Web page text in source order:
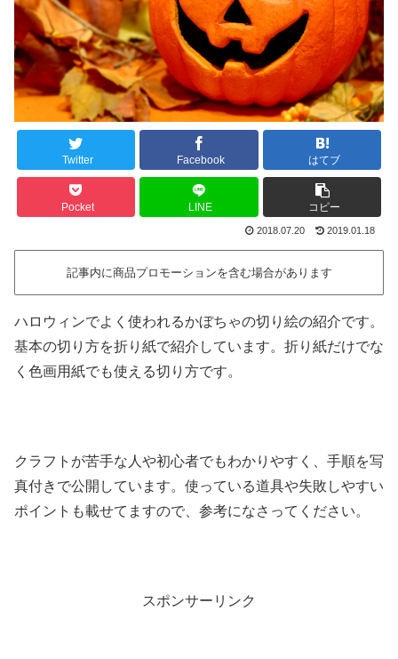
Twitter Facebook はてブ
Pocket LINE コピー
2018.07.20 2019.01.18
記事内に商品プロモーションを含む場合があります
ハロウィンでよく使われるかぼちゃの切り絵の紹介です。
基本の切り方を折り紙で紹介しています。折り紙だけでな
く色画用紙でも使える切り方です。
クラフトが苦手な人や初心者でもわかりやすく、手順を写
真付きで公開しています。使っている道具や失敗しやすい
ポイントも載せてますので、参考になさってください。
スポンサーリンク